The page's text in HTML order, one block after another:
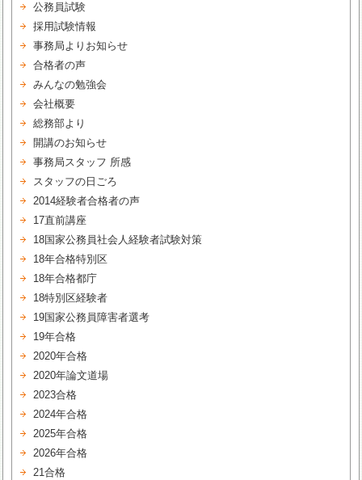
公務員試験
採用試験情報
事務局よりお知らせ
合格者の声
みんなの勉強会
会社概要
総務部より
開講のお知らせ
事務局スタッフ 所感
スタッフの日ごろ
2014経験者合格者の声
17直前講座
18国家公務員社会人経験者試験対策
18年合格特別区
18年合格都庁
18特別区経験者
19国家公務員障害者選考
19年合格
2020年合格
2020年論文道場
2023合格
2024年合格
2025年合格
2026年合格
21合格